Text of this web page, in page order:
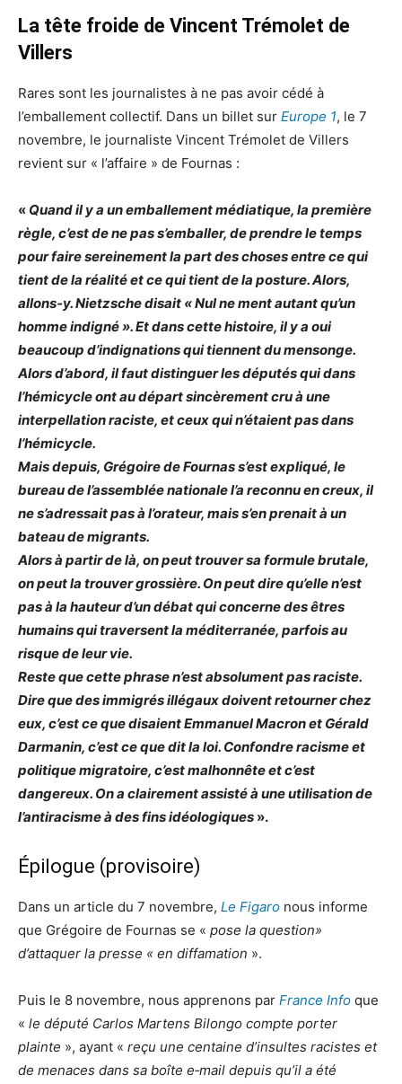
La tête froide de Vincent Trémolet de
Villers
Rares sont les journalistes à ne pas avoir cédé à
l’emballement collectif. Dans un billet sur Europe 1, le 7
novembre, le journaliste Vincent Trémolet de Villers
revient sur « l’affaire » de Fournas :
« Quand il y a un emballement médiatique, la première
règle, c’est de ne pas s’emballer, de prendre le temps
pour faire sereinement la part des choses entre ce qui
tient de la réalité et ce qui tient de la posture. Alors,
allons‑y. Nietzsche disait « Nul ne ment autant qu’un
homme indigné ». Et dans cette histoire, il y a oui
beaucoup d’indignations qui tiennent du mensonge.
Alors d’abord, il faut distinguer les députés qui dans
l’hémicycle ont au départ sincèrement cru à une
interpellation raciste, et ceux qui n’étaient pas dans
l’hémicycle.
Mais depuis, Grégoire de Fournas s’est expliqué, le
bureau de l’assemblée nationale l’a reconnu en creux, il
ne s’adressait pas à l’orateur, mais s’en prenait à un
bateau de migrants.
Alors à partir de là, on peut trouver sa formule brutale,
on peut la trouver grossière. On peut dire qu’elle n’est
pas à la hauteur d’un débat qui concerne des êtres
humains qui traversent la méditerranée, parfois au
risque de leur vie.
Reste que cette phrase n’est absolument pas raciste.
Dire que des immigrés illégaux doivent retourner chez
eux, c’est ce que disaient Emmanuel Macron et Gérald
Darmanin, c’est ce que dit la loi. Confondre racisme et
politique migratoire, c’est malhonnête et c’est
dangereux. On a clairement assisté à une utilisation de
l’antiracisme à des fins idéologiques ».
Épilogue (provisoire)
Dans un article du 7 novembre, Le Figaro nous informe
que Grégoire de Fournas se « pose la question»
d’attaquer la presse « en diffamation ».
Puis le 8 novembre, nous apprenons par France Info que
« le député Carlos Martens Bilongo compte porter
plainte », ayant « reçu une centaine d’insultes racistes et
de menaces dans sa boîte e‑mail depuis qu’il a été